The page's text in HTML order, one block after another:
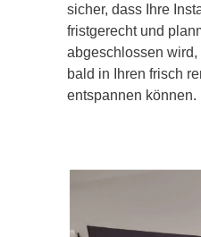
sicher, dass Ihre
fristgerecht und
abgeschlossen
bald in Ihren frisch
entspannen können.